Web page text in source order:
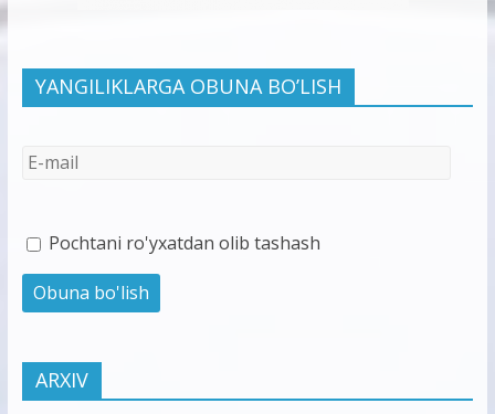
YANGILIKLARGA OBUNA BO’LISH
Pochtani ro'yxatdan olib tashash
ARXIV